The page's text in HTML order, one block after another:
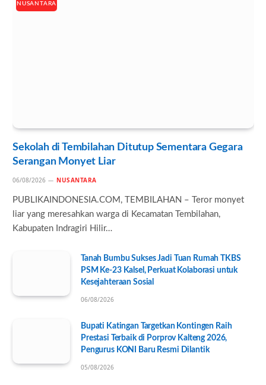
NUSANTARA
Sekolah di Tembilahan Ditutup Sementara Gegara
Serangan Monyet Liar
06/08/2026 NUSANTARA
PUBLIKAINDONESIA.COM, TEMBILAHAN – Teror monyet
liar yang meresahkan warga di Kecamatan Tembilahan,
Kabupaten Indragiri Hilir…
Tanah Bumbu Sukses Jadi Tuan Rumah TKBS
PSM Ke-23 Kalsel, Perkuat Kolaborasi untuk
Kesejahteraan Sosial
06/08/2026
Bupati Katingan Targetkan Kontingen Raih
Prestasi Terbaik di Porprov Kalteng 2026,
Pengurus KONI Baru Resmi Dilantik
05/08/2026